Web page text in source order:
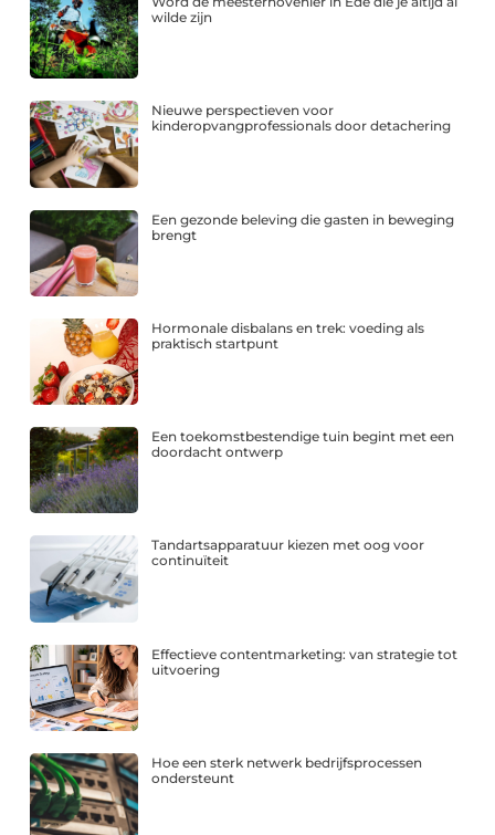
wilde zijn
Nieuwe perspectieven voor
kinderopvangprofessionals door detachering
Een gezonde beleving die gasten in beweging
brengt
Hormonale disbalans en trek: voeding als
praktisch startpunt
Een toekomstbestendige tuin begint met een
doordacht ontwerp
Tandartsapparatuur kiezen met oog voor
continuïteit
Effectieve contentmarketing: van strategie tot
uitvoering
Hoe een sterk netwerk bedrijfsprocessen
ondersteunt